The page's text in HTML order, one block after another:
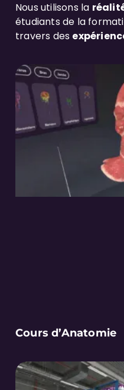
Nous utilisons la
étudiants de la
travers des
Cours d’Anatomie